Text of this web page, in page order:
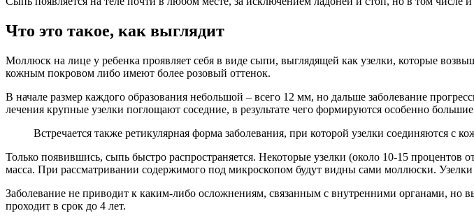
Что это такое, как выглядит
Моллюск на лице у ребенка проявляет себя в виде сыпи, выглядящей как узелки, которые
кожным покровом либо имеют более розовый оттенок.
В начале размер каждого образования небольшой – всего 12 мм, но дальше заболевание
лечения крупные узелки поглощают соседние, в результате чего формируются особенно
Встречается также ретикулярная форма заболевания, при которой узелки соединяются с
Только появившись, сыпь быстро распространяется. Некоторые узелки (около 10-15 процентов
масса. При рассматривании содержимого под микроскопом будут видны сами моллюски. Узелки
Заболевание не приводит к каким-либо осложнениям, связанным с внутренними органами, но
проходит в срок до 4 лет.